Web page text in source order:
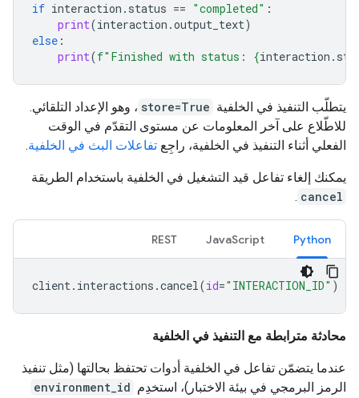
if interaction . status == "completed" :
print(interaction .output_text)
else :
print(f"Finished with status: {interaction .
يتطلّب التنفيذ في الخلفية store=True ، وهو الإعداد التلقائي.
للاطّلاع على آخر المعلومات عن مستوى التقدّم في الوقت
الفعلي أثناء التنفيذ في الخلفية، راجِع تفاعلات البث في الخلفية.
يمكنك إلغاء تفاعل قيد التشغيل في الخلفية باستخدام الطريقة
cancel
.
Python
JavaScript
REST
client. interactions .cancel(id="INTERACTION_ID" )
محادثة مترابطة مع التنفيذ في الخلفية
عندما يتضمّن تفاعل في الخلفية أدوات تحتفظ بحالتها (مثل تنفيذ
الرمز البرمجي في بيئة الاختبار)، استخدِم environment_id